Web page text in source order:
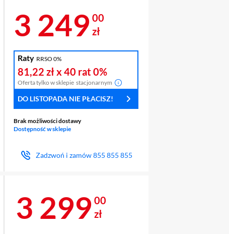
Cena 3 249 zł
3 249 00
zł
Raty RRSO 0%
81,22 złx 40 rat0%
Oferta tylko w sklepie stacjonarnym
DO LISTOPADA NIE PŁACISZ!
Brak możliwości dostawy
Dostępność w sklepie
Zadzwoń i zamów855 855 855
Cena 3 299 zł
3 299 00
zł